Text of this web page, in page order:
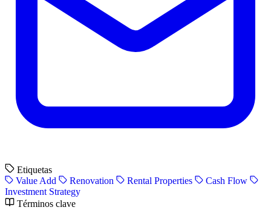
Etiquetas
Value Add
Renovation Rental Properties
Cash Flow
Investment Strategy
Términos clave